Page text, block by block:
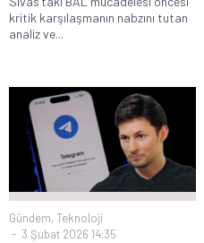
kritik karşılaşmanın nabzını tutan
analiz ve...
Gündem, Teknoloji
3 Şubat 2026 14:35